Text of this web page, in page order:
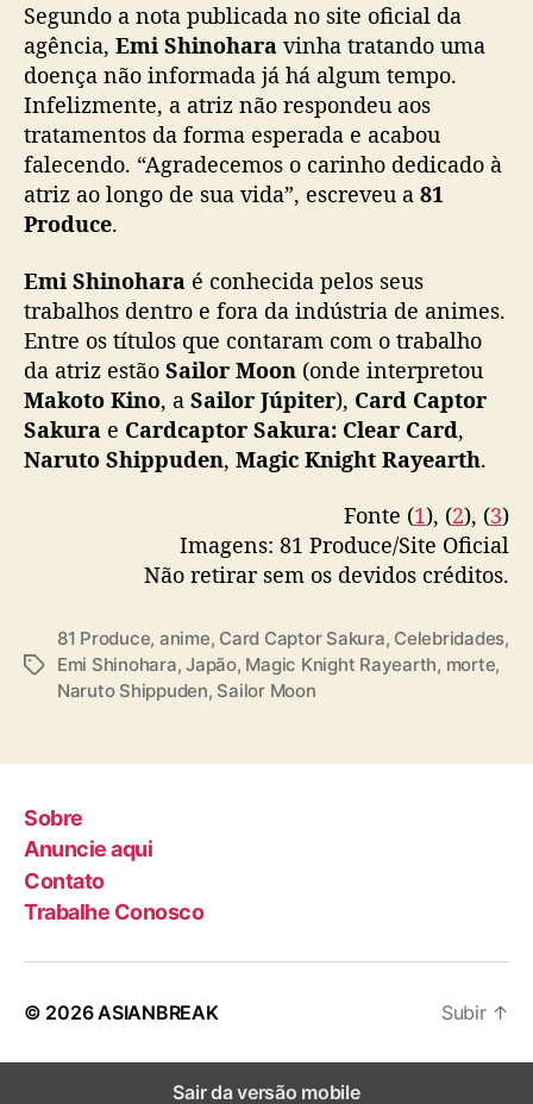
o
o
n
,
C
a
d
p
t
o
r
S
k
u
a
)
m
r
Segundo a nota publicada no site oficial da
agência, Emi Shinohara vinha tratando uma
doença não informada já há algum tempo.
Infelizmente, a atriz não respondeu aos
tratamentos da forma esperada e acabou
falecendo. “Agradecemos o carinho dedicado à
atriz ao longo de sua vida”, escreveu a 81
Produce.
Emi Shinohara é conhecida pelos seus
trabalhos dentro e fora da indústria de animes.
Entre os títulos que contaram com o trabalho
da atriz estão Sailor Moon (onde interpretou
Makoto Kino, a Sailor Júpiter), Card Captor
Sakura e Cardcaptor Sakura: Clear Card,
Naruto Shippuden, Magic Knight Rayearth.
Fonte (1), (2), (3)
Imagens: 81 Produce/Site Oficial
Não retirar sem os devidos créditos.
T
81 Produce, anime, Card Captor Sakura, Celebridades,
Emi Shinohara,Japão, Magic Knight Rayearth, morte,
Naruto Shippuden, Sailor Moon
Sobre
Anuncie aqui
Contato
Trabalhe Conosco
© 2026ASIANBREAK Subir ↑
Sair da versão mobile